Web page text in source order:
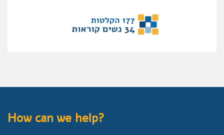
How can we help?